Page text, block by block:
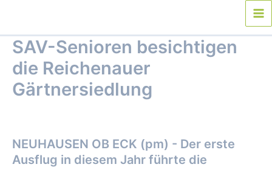
springen
SAV-Senioren besichtigen
die Reichenauer
Gärtnersiedlung
NEUHAUSEN OB ECK (pm) - Der erste
Ausflug in diesem Jahr führte die